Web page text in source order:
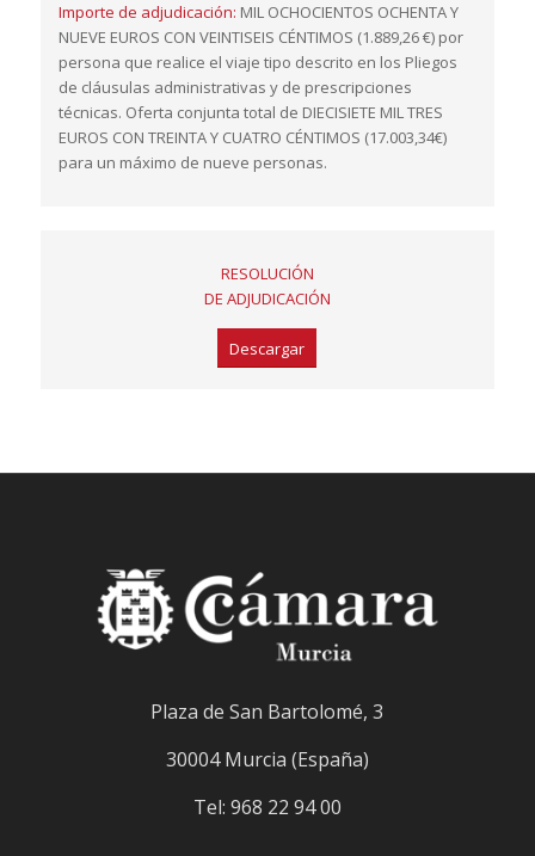
Importe de adjudicación: MIL OCHOCIENTOS OCHENTA Y
NUEVE EUROS CON VEINTISEIS CÉNTIMOS (1.889,26 €) por
persona que realice el viaje tipo descrito en los Pliegos
de cláusulas administrativas y de prescripciones
técnicas. Oferta conjunta total de DIECISIETE MIL TRES
EUROS CON TREINTA Y CUATRO CÉNTIMOS (17.003,34€)
para un máximo de nueve personas.
RESOLUCIÓN
DE ADJUDICACIÓN
Descargar
Plaza de San Bartolomé, 3
30004 Murcia (España)
Tel: 968 22 94 00